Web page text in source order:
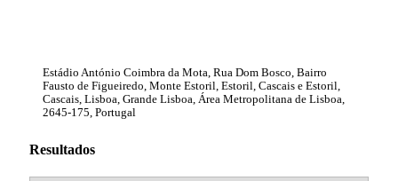
Estádio António Coimbra da Mota, Rua Dom Bosco, Bairro
Fausto de Figueiredo, Monte Estoril, Estoril, Cascais e Estoril,
Cascais, Lisboa, Grande Lisboa, Área Metropolitana de Lisboa,
2645-175, Portugal
Resultados